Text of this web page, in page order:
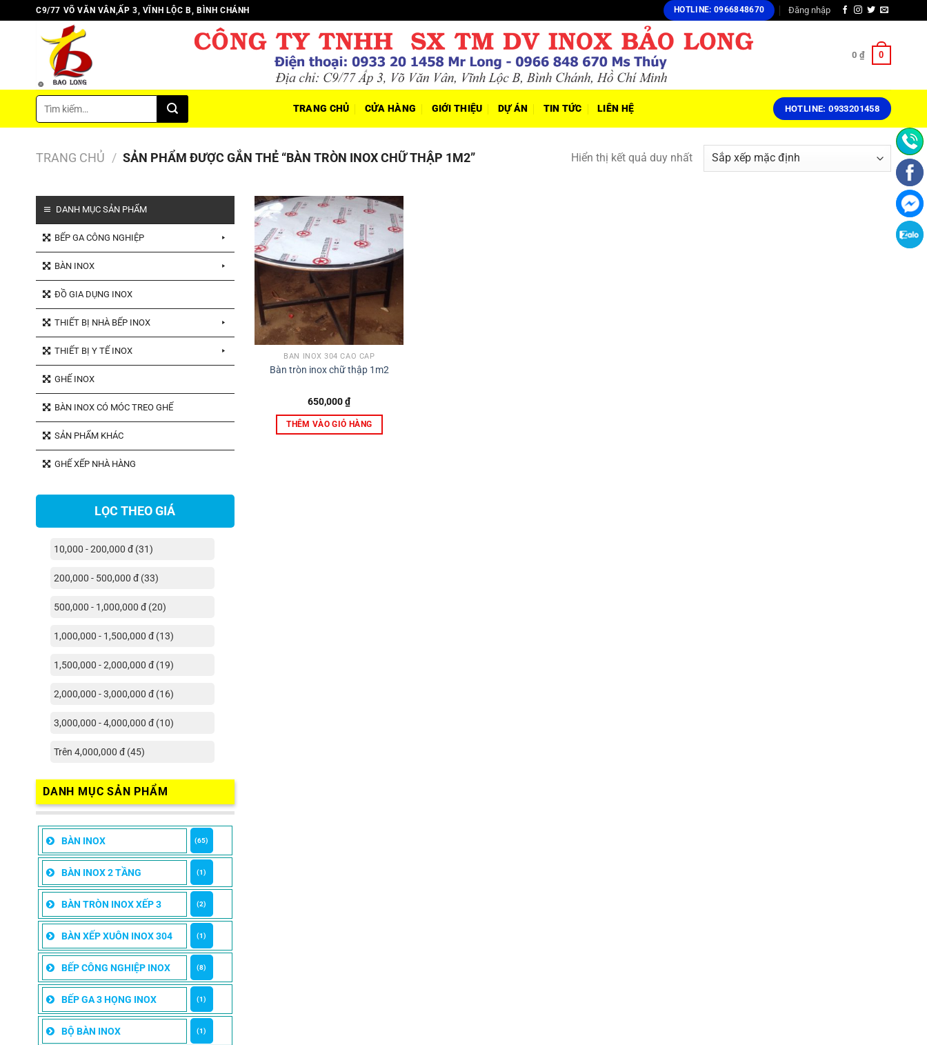
đến
C9/77 VÕ VĂN VÂN,ẤP 3, VĨNH LỘC B, BÌNH CHÁNH HOTLINE: 0966848670 Đăng nhập
0 ₫ 0
Tìm
kiếm:
TRANG CHỦ CỬA HÀNG GIỚI THIỆU DỰ ÁN TIN TỨC LIÊN HỆ HOTLINE: 0933201458
TRANG CHỦ / SẢN PHẨM ĐƯỢC GẮN THẺ “BÀN TRÒN INOX CHỮ THẬP 1M2” Hiển thị kết quả duy nhất
DANH MỤC SẢN PHẨM
BẾP GA CÔNG NGHIỆP
BÀN INOX
ĐỒ GIA DỤNG INOX
THIẾT BỊ NHÀ BẾP INOX
THIẾT BỊ Y TẾ INOX
GHẾ INOX
BÀN INOX CÓ MÓC TREO GHẾ
SẢN PHẨM KHÁC
GHẾ XẾP NHÀ HÀNG
LỌC THEO GIÁ
10,000 - 200,000 đ (31)
200,000 - 500,000 đ (33)
500,000 - 1,000,000 đ (20)
1,000,000 - 1,500,000 đ (13)
1,500,000 - 2,000,000 đ (19)
2,000,000 - 3,000,000 đ (16)
3,000,000 - 4,000,000 đ (10)
Trên 4,000,000 đ (45)
DANH MỤC SẢN PHẨM
BÀN INOX (65)
BÀN INOX 2 TẦNG (1)
BÀN TRÒN INOX XẾP 3 (2)
BÀN XẾP XUÔN INOX 304 (1)
BẾP CÔNG NGHIỆP INOX (8)
BẾP GA 3 HỌNG INOX (1)
BỘ BÀN INOX (1)
BÀN INOX 304 CAO CẤP
Bàn tròn inox chữ thập 1m2
650,000₫
THÊM VÀO GIỎ HÀNG